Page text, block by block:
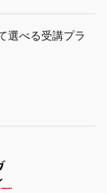
選べる受講プラ